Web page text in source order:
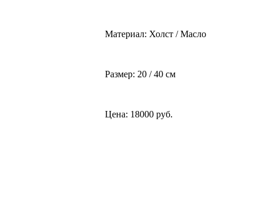
Материал: Холст / Масло
Размер: 20 / 40 см
Цена: 18000 руб.